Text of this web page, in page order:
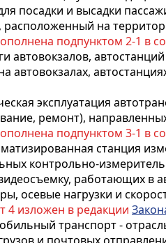
посадки и высадки
расположенный на
подпунктом 2-1 в
автовокзалов,
автовокзалах,
эксплуатация
ремонт),
подпунктом 3-1 в
станция
контрольно-
работающих в
осевые нагрузки и
4 изложен в редакции
транспорт -